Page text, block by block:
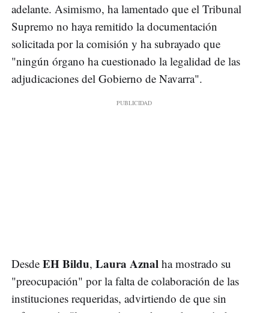
adelante. Asimismo, ha lamentado que el Tribunal
Supremo no haya remitido la documentación
solicitada por la comisión y ha subrayado que
"ningún órgano ha cuestionado la legalidad de las
adjudicaciones del Gobierno de Navarra".
Desde EH Bildu, Laura Aznal ha mostrado su
"preocupación" por la falta de colaboración de las
instituciones requeridas, advirtiendo de que sin